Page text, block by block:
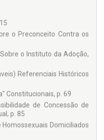
o Preconceito Contra os
o Instituto da Adoção,
Referenciais Históricos
Constitucionais, p. 69
de Concessão de
p. 85
Domiciliados